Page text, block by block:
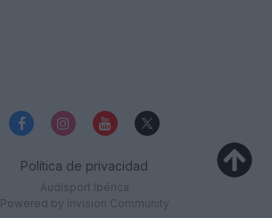
Política de privacidad
Audisport Ibérica
Powered by Invision Community